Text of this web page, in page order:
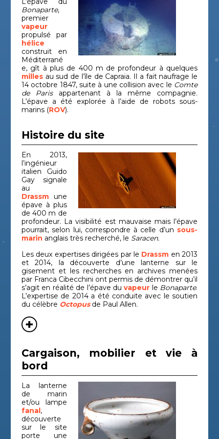
Le Caducée
(Bugho 2)
Autre
gisement
Antiquité
Les barges
de la bataille
de
Pietracorbara
Épave de
navire
Période
contemporaine
Liban
Épave de
navire
Période
contemporaine
Madrague de
Giens
Épave de
navire
Mortella 2
Épave de
navire
Période
moderne
Mortella 3
Épave de
moderne
Ouest
Giraglia 2
Épave de
navire
P-38 de
Exupéry
Épave
Période
P-47 Meria
Épave
d'aéronef
Période
contemporaine
P-47 Santa
Severa
Épave
d'aéronef
Période
Paragan
navire
médiévale
Pointe de la
Luque 2
navire
Port-Miou C
navire
Punta
Vecchia 1
Épave de
navire
Antiquité
Bonaparte,
premier
vapeur
propulsé par
hélice
construit en
Méditerrané
e, gît à plus de 400 m de profondeur à quelques
milles au sud de l’île de Capraia. Il a fait naufrage le
14 octobre 1847, suite à une collision avec le Comte
de Paris appartenant à la même compagnie.
L’épave a été explorée à l’aide de robots sous-
marins (ROV).
Histoire du site
En 2013,
l’ingénieur
italien Guido
Gay signale
au
Drassm une
épave à plus
de 400 m de
profondeur. La visibilité est mauvaise mais l’épave
pourrait, selon lui, correspondre à celle d’un sous-
marin anglais très recherché, le Saracen.
Les deux expertises dirigées par le Drassm en 2013
et 2014, la découverte d’une lanterne sur le
gisement et les recherches en archives menées
par Franca Cibecchini ont permis de démontrer qu’il
s’agit en réalité de l’épave duvapeur le Bonaparte.
L’expertise de 2014 a été conduite avec le soutien
du célèbre Octopus de Paul Allen.
Cargaison, mobilier et vie à
bord
La lanterne
de marin
et/ou lampe
fanal ,
découverte
sur le site
porte une